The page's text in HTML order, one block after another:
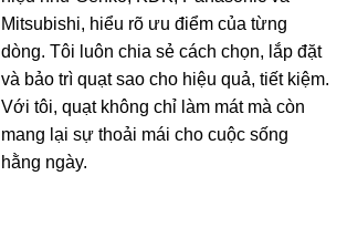
Mitsubishi, hiểu rõ ưu điểm của từng
dòng. Tôi luôn chia sẻ cách chọn, lắp đặt
và bảo trì quạt sao cho hiệu quả, tiết kiệm.
Với tôi, quạt không chỉ làm mát mà còn
mang lại sự thoải mái cho cuộc sống
hằng ngày.